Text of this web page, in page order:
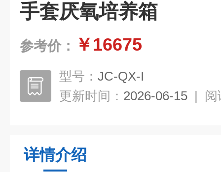
手套厌氧培养箱
参考价： ￥16675
型号： JC-QX-I
更新时间： 2026-06-15 | 阅
详情介绍